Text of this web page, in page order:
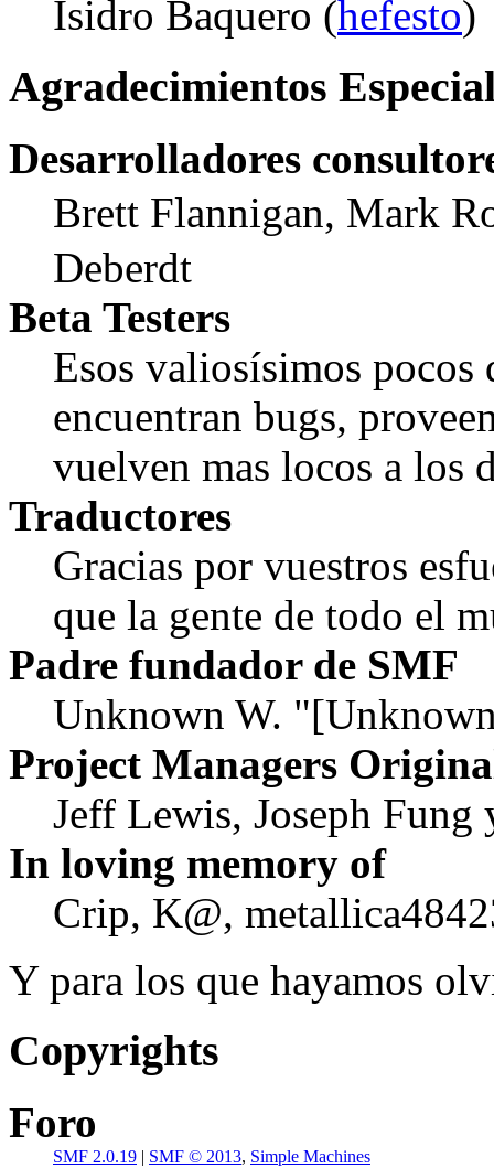
Isidro Baquero (hefesto)
Agradecimientos
Desarrolladores
Brett Flannigan, Mark
Deberdt
Beta Testers
Esos valiosísimos pocos
encuentran bugs,
vuelven mas locos a los
Traductores
Gracias por vuestros
que la gente de todo el
Padre fundador de SMF
Unknown W.
Project Managers
Jeff Lewis, Joseph
In loving memory of
Crip, K@,
Y para los que hayamos
Copyrights
Foro
SMF 2.0.19 | SMF © 2013, Simple Machines